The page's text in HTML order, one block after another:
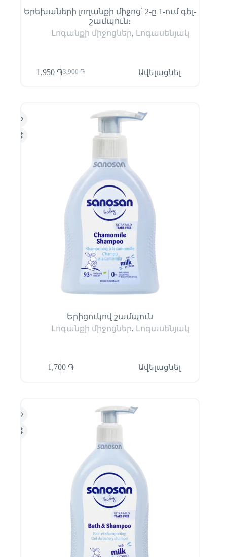
Երեխաների լողանքի միջոց՝ 2-ը 1-ում գել-
շամպուն։
Լոգանքի միջոցներ, Լոգասենյակ
3,900֏
1,950 ֏ Ավելացնել
Երիցուկով շամպուն
Լոգանքի միջոցներ, Լոգասենյակ
1,700 ֏ Ավելացնել